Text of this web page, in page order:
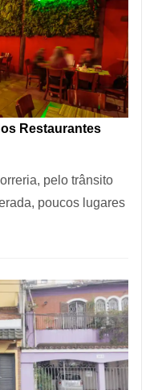
Restaurantes
pelo trânsito
poucos lugares